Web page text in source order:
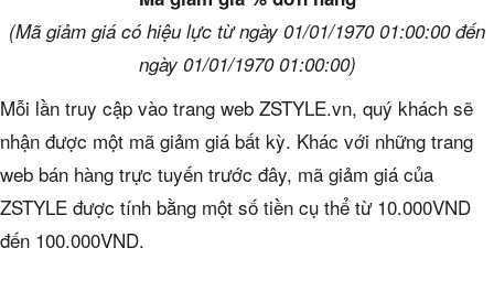
(Mã giảm giá có hiệu lực từ ngày 01/01/1970 01:00:00 đến
ngày 01/01/1970 01:00:00)
Mỗi lần truy cập vào trang web ZSTYLE.vn, quý khách sẽ
nhận được một mã giảm giá bất kỳ. Khác với những trang
web bán hàng trực tuyến trước đây, mã giảm giá của
ZSTYLE được tính bằng một số tiền cụ thể từ 10.000VND
đến 100.000VND.